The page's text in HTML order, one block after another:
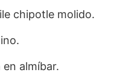
chipotle molido.
almíbar.